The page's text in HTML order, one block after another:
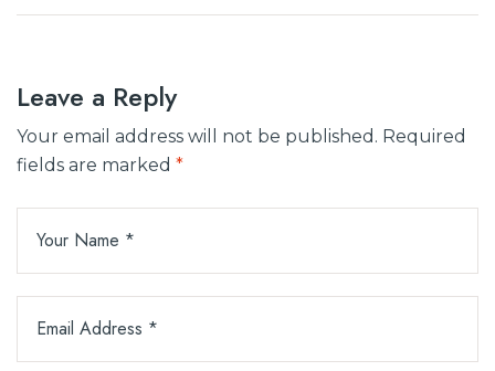
Leave a Reply
Your email address will not be published. Required
fields are marked *